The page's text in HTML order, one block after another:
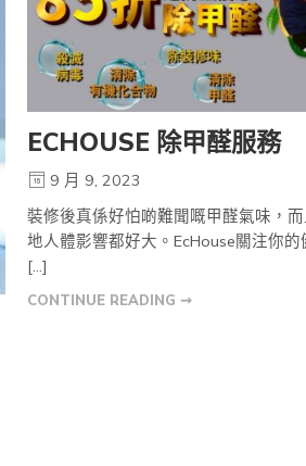
ECHOUSE 除甲醛服務
9 月 9, 2023
裝修後真係好怕啲難聞嘅甲醛氣味，
地人體影響都好大。EcHouse關注你的
[…]
CONTINUE READING ➞